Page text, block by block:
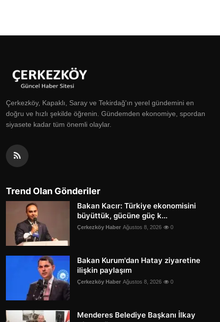
Çerkezköy, Kapaklı, Saray ve Tekirdağ'ın yerel gündemini en
doğru ve hızlı şekilde öğrenin. Gündemden ekonomiye, spordan
siyasete kadar tüm önemli olaylar.
Trend Olan Gönderiler
Bakan Kacır: Türkiye ekonomisini
büyüttük, gücüne güç k...
Çerkezköy Haber Ağustos 8, 2026 0
Bakan Kurum'dan Hatay ziyaretine
ilişkin paylaşım
Çerkezköy Haber Ağustos 8, 2026 0
Menderes Belediye Başkanı İlkay